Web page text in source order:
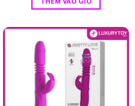
1.380.000₫.